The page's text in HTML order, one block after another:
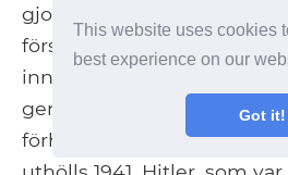
This website uses cookies
best experience on our
Got it!
gjorde det möjligt för
förstärkningar söderut. Till
innan kämpade sovjeterna
genomförde organiserade
förhindrade omfattningen